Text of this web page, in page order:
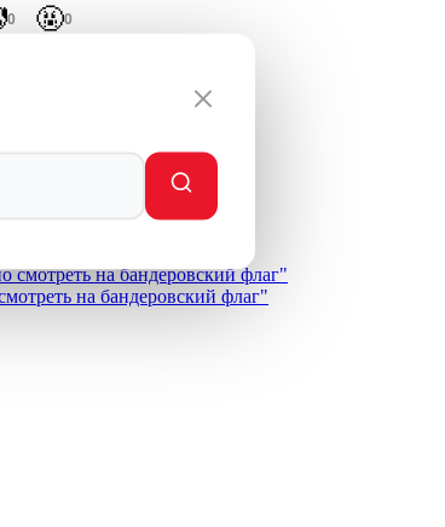
0 🤬0
на бандеровский флаг"